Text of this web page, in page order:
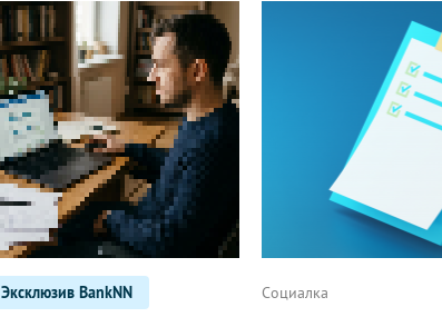
Эксклюзив BankNN Социалка